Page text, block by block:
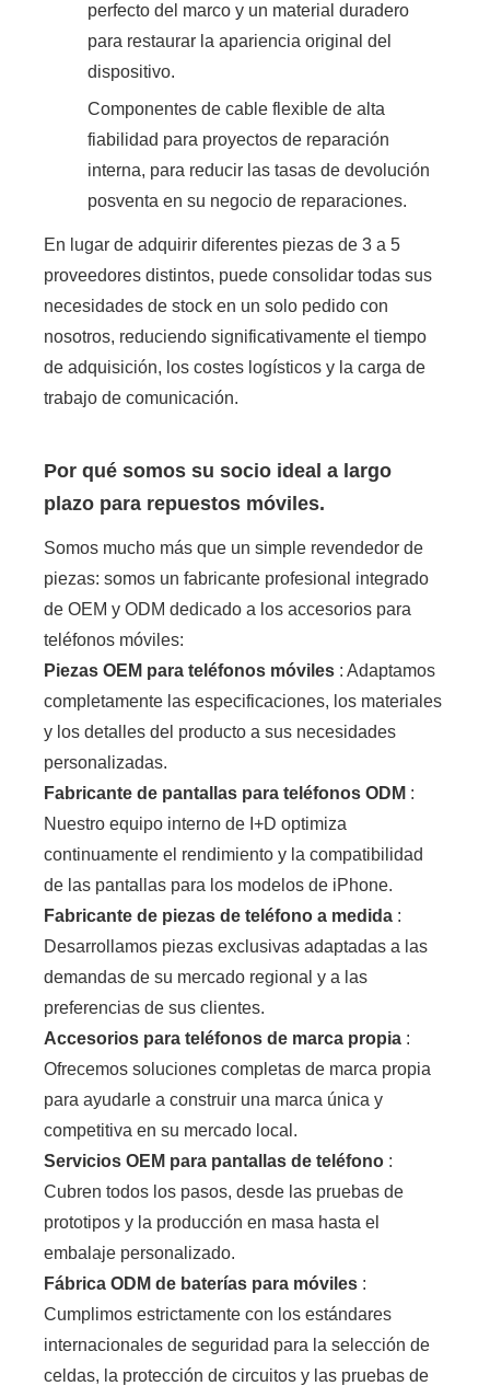
perfecto del marco y un material duradero
para restaurar la apariencia original del
dispositivo.
Componentes de cable flexible de alta
fiabilidad para proyectos de reparación
interna, para reducir las tasas de devolución
posventa en su negocio de reparaciones.
En lugar de adquirir diferentes piezas de 3 a 5
proveedores distintos, puede consolidar todas sus
necesidades de stock en un solo pedido con
nosotros, reduciendo significativamente el tiempo
de adquisición, los costes logísticos y la carga de
trabajo de comunicación.
Por qué somos su socio ideal a largo
plazo para repuestos móviles.
Somos mucho más que un simple revendedor de
piezas: somos un fabricante profesional integrado
de OEM y ODM dedicado a los accesorios para
teléfonos móviles:
Piezas OEM para teléfonos móviles : Adaptamos
completamente las especificaciones, los materiales
y los detalles del producto a sus necesidades
personalizadas.
Fabricante de pantallas para teléfonos ODM :
Nuestro equipo interno de I+D optimiza
continuamente el rendimiento y la compatibilidad
de las pantallas para los modelos de iPhone.
Fabricante de piezas de teléfono a medida :
Desarrollamos piezas exclusivas adaptadas a las
demandas de su mercado regional y a las
preferencias de sus clientes.
Accesorios para teléfonos de marca propia :
Ofrecemos soluciones completas de marca propia
para ayudarle a construir una marca única y
competitiva en su mercado local.
Servicios OEM para pantallas de teléfono :
Cubren todos los pasos, desde las pruebas de
prototipos y la producción en masa hasta el
embalaje personalizado.
Fábrica ODM de baterías para móviles :
Cumplimos estrictamente con los estándares
internacionales de seguridad para la selección de
celdas, la protección de circuitos y las pruebas de